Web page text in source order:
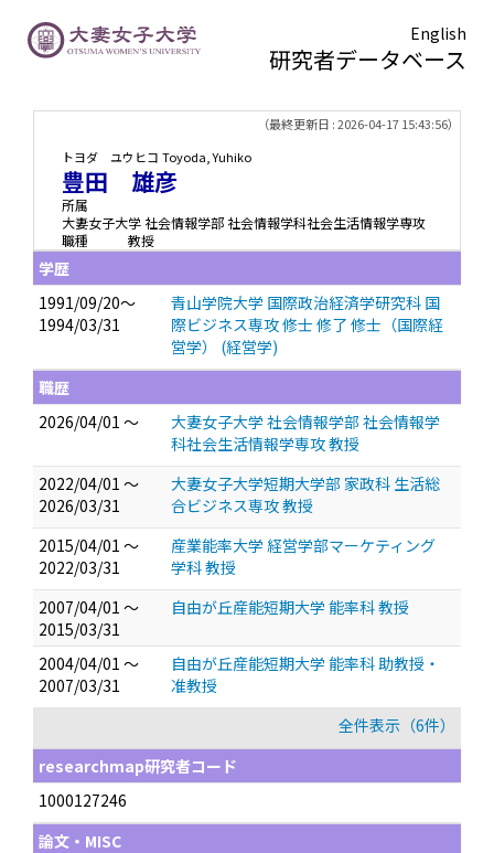
English
研究者データベース
（最終更新日 : 2026-04-17 15:43:56）
トヨダ ユウヒコ Toyoda, Yuhiko
豊田 雄彦
所属
大妻女子大学 社会情報学部 社会情報学科社会生活情報学専攻
職種
教授
学歴
1991/09/20～
1994/03/31
青山学院大学 国際政治経済学研究科 国
際ビジネス専攻 修士 修了 修士（国際経
営学） (経営学)
職歴
2026/04/01 ～
大妻女子大学 社会情報学部 社会情報学
科社会生活情報学専攻 教授
2022/04/01 ～
2026/03/31
大妻女子大学短期大学部 家政科 生活総
合ビジネス専攻 教授
2015/04/01 ～
2022/03/31
産業能率大学 経営学部マーケティング
学科 教授
2007/04/01 ～
2015/03/31
自由が丘産能短期大学 能率科 教授
2004/04/01 ～
2007/03/31
自由が丘産能短期大学 能率科 助教授・
准教授
全件表示（6件）
researchmap研究者コード
1000127246
論文・MISC